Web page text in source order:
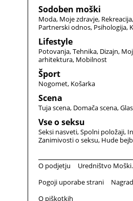
Sodoben moški
Moda Moje zdravje Rekreacija
Partnerski odnos Psihologija
Lifestyle
Potovanja Tehnika Dizajn
arhitektura Mobilnost
Šport
Nogomet Košarka
Scena
Tuja scena Domača scena
Vse o seksu
Seksi nasveti Spolni položaji
Zanimivosti o seksu Hude
O podjetju Uredništvo
Pogoji uporabe strani
O piškotkih